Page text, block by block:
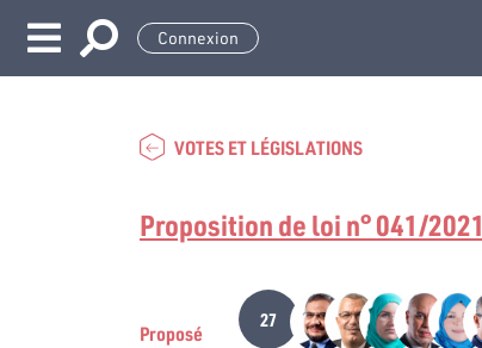
Connexion
VOTES ET LÉGISLATIONS
Proposition de loi n° 041/2021
Proposé
27